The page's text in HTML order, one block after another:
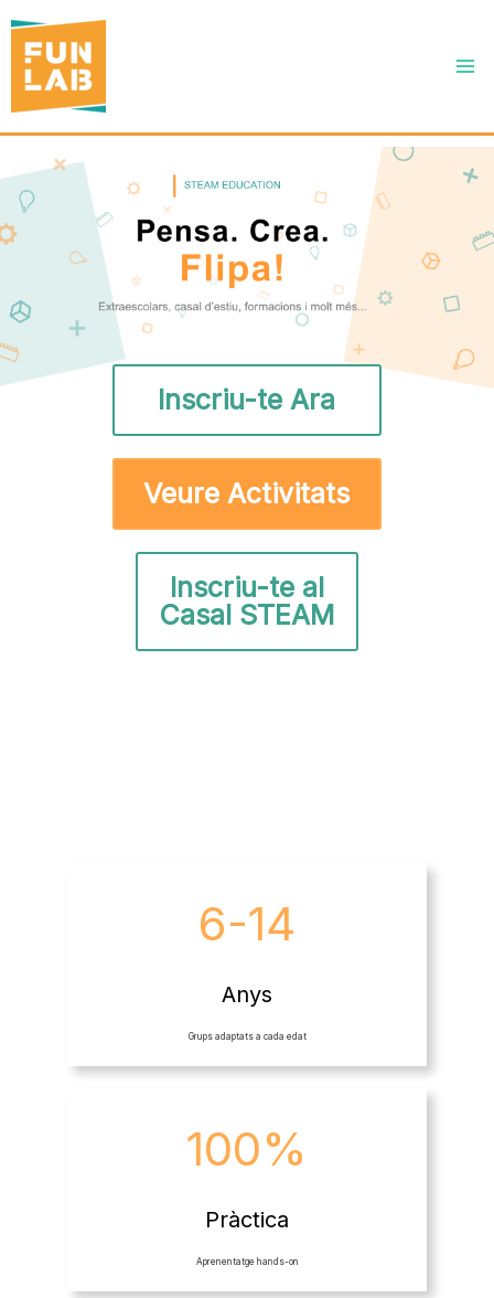
Inscriu-te Ara
Veure Activitats
Inscriu-te al
Casal STEAM
6-14
Anys
Grups adaptats a cada edat
100%
Pràctica
Aprenentatge hands-on